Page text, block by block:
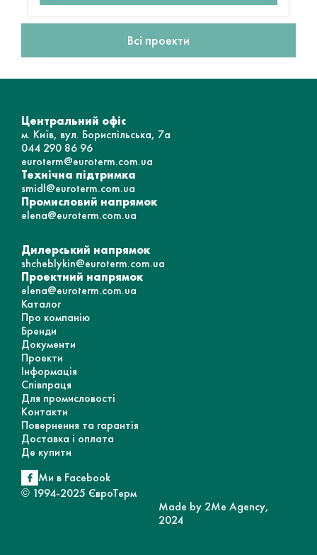
Всі проекти
Центральний офіс
м. Київ, вул. Бориспільська, 7а
044 290 86 96
euroterm@euroterm.com.ua
Технічна підтримка
smidl@euroterm.com.ua
Промисловий напрямок
elena@euroterm.com.ua
Дилерський напрямок
shcheblykin@euroterm.com.ua
Проектний напрямок
elena@euroterm.com.ua
Каталог
Про компанію
Бренди
Документи
Проекти
Інформація
Співпраця
Для промисловості
Контакти
Повернення та гарантія
Доставка і оплата
Де купити
Ми в Facebook
© 1994-2025 ЄвроТерм
Made by 2Me Agency,
2024